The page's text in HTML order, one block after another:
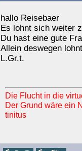
hallo Reisebaer
Es lohnt sich weiter
Du hast eine gute
Allein deswegen
L.Gr.t.
Die Flucht in die
Der Grund wäre ein
tinitus